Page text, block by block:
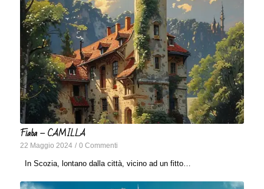
Fiaba – CAMILLA
22 Maggio 2024 / 0 Commenti
In Scozia, lontano dalla città, vicino ad un fitto…